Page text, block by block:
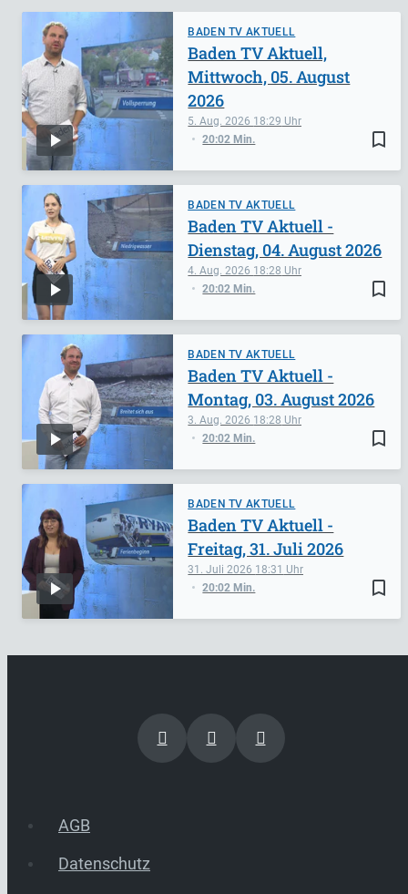
BADEN TV AKTUELL
bookmark_border
5. Aug. 2026 18:29
20:02 Min.
Baden TV Aktuell,
Mittwoch, 05. August
2026
BADEN TV AKTUELL
bookmark_border
4. Aug. 2026 18:28
20:02 Min.
Baden TV Aktuell -
Dienstag, 04. August 2026
BADEN TV AKTUELL
bookmark_border
3. Aug. 2026 18:28
20:02 Min.
Baden TV Aktuell -
Montag, 03. August 2026
BADEN TV AKTUELL
bookmark_border
31. Juli 2026 18:31
20:02 Min.
Baden TV Aktuell -
Freitag, 31. Juli 2026
AGB
Datenschutz